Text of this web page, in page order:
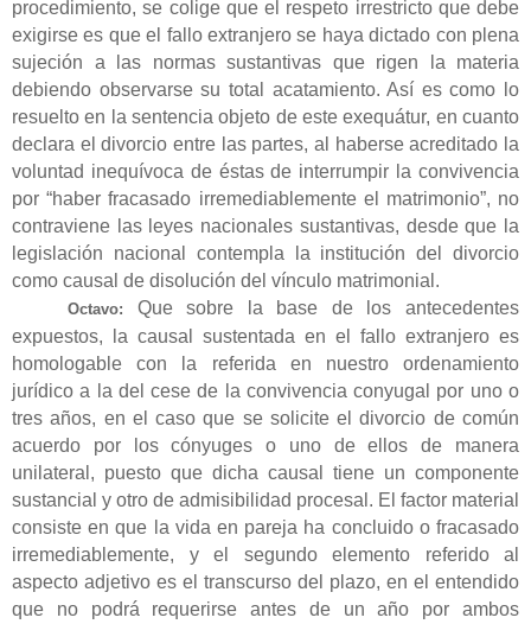
procedimiento, se colige que el respeto irrestricto que debe
exigirse es que el fallo extranjero se haya dictado con plena
sujeción a las normas sustantivas que rigen la materia
debiendo observarse su total acatamiento. Así es como lo
resuelto en la sentencia objeto de este exequátur, en cuanto
declara el divorcio entre las partes, al haberse acreditado la
voluntad inequívoca de éstas de interrumpir la convivencia
por “haber fracasado irremediablemente el matrimonio”, no
contraviene las leyes nacionales sustantivas, desde que la
legislación nacional contempla la institución del divorcio
como causal de disolución del vínculo matrimonial.
Octavo: Que sobre la base de los antecedentes
expuestos, la causal sustentada en el fallo extranjero es
homologable con la referida en nuestro ordenamiento
jurídico a la del cese de la convivencia conyugal por uno o
tres años, en el caso que se solicite el divorcio de común
acuerdo por los cónyuges o uno de ellos de manera
unilateral, puesto que dicha causal tiene un componente
sustancial y otro de admisibilidad procesal. El factor material
consiste en que la vida en pareja ha concluido o fracasado
irremediablemente, y el segundo elemento referido al
aspecto adjetivo es el transcurso del plazo, en el entendido
que no podrá requerirse antes de un año por ambos